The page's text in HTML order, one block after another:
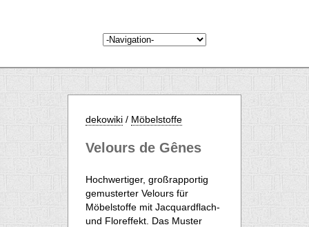
dekowiki / Möbelstoffe
Velours de Gênes
Hochwertiger, großrapportig
gemusterter Velours für
Möbelstoffe mit Jacquardflach-
und Floreffekt. Das Muster